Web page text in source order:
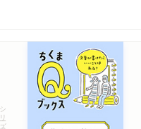
シリーズ・全集